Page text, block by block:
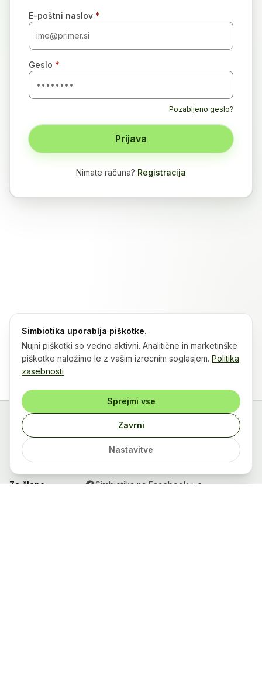
E-poštni naslov *
Geslo *
Pozabljeno geslo?
Prijava
Nimate računa? Registracija
Simbiotika
Doživetja, ki vas premaknejo, in skupnost, ki vas podpre.
Za člane Simbiotika na Facebooku ↗
Simbiotika uporablja piškotke.
Nujni piškotki so vedno aktivni. Analitične in marketinške
piškotke naložimo le z vašim izrecnim soglasjem. Politika
zasebnosti
Sprejmi vse
Zavrni
Nastavitve